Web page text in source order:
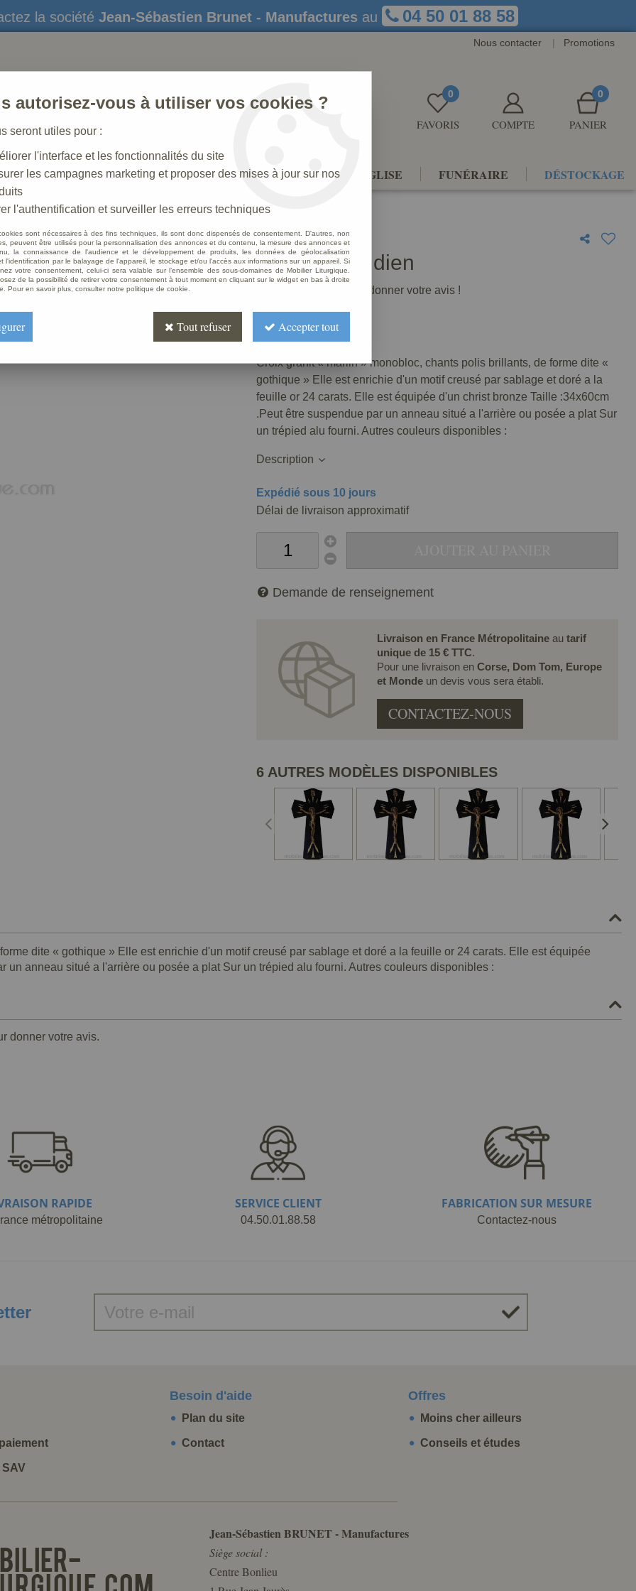
la société Jean-Sébastien Brunet - Manufactures au 04 50 01 88 58
Nous contacter | Promotions
0
FAVORIS COMPTE
0
PANIER
STATUES CRÈCHES DE NOËL AMÉNAGEMENTS D'ÉGLISE FUNÉRAIRE DÉSTOCKAGE
Croix Vert Indien
Soyez le premier à donner votre avis !
Réf. :FUPG0062-077
Croix granit « marlin » monobloc, chants polis brillants, de forme dite «
gothique » Elle est enrichie d'un motif creusé par sablage et doré a la
feuille or 24 carats. Elle est équipée d'un christ bronze Taille :34x60cm
.Peut être suspendue par un anneau situé a l'arrière ou posée a plat Sur
un trépied alu fourni. Autres couleurs disponibles :
Description
Expédié sous 10 jours
Délai de livraison approximatif
Demande de renseignement
Livraison en France Métropolitaineau tarif
unique de 15 € TTC.
Pour une livraison en Corse, Dom Tom, Europe
et Monde un devis vous sera établi.
CONTACTEZ-NOUS
6 AUTRES MODÈLES DISPONIBLES
dite « gothique » Elle est enrichie d'un motif creusé par sablage et doré a la feuille or 24 carats. Elle est équipée
un anneau situé a l'arrière ou posée a plat Sur un trépied alu fourni. Autres couleurs disponibles :
donner votre avis.
RAPIDE
métropolitaine
SERVICE CLIENT
04.50.01.88.58
FABRICATION SUR MESURE
Contactez-nous
Besoin d'aide
Plan du site
Contact
Offres
Moins cher ailleurs
Conseils et études
Jean-Sébastien BRUNET - Manufactures
Siège social :
Centre Bonlieu
autorisez-vous à utiliser vos cookies ?
seront utiles pour :
l'interface et les fonctionnalités du site
les campagnes marketing et proposer des mises à jour sur nos
l'authentification et surveiller les erreurs techniques
sont nécessaires à des fins techniques, ils sont donc dispensés de consentement. D'autres, non
peuvent être utilisés pour la personnalisation des annonces et du contenu, la mesure des annonces et
la connaissance de l'audience et le développement de produits, les données de géolocalisation
l'identification par le balayage de l'appareil, le stockage et/ou l'accès aux informations sur un appareil. Si
votre consentement, celui-ci sera valable sur l’ensemble des sous-domaines de Mobilier Liturgique.
de la possibilité de retirer votre consentement à tout moment en cliquant sur le widget en bas à droite
Pour en savoir plus, consulter notre politique de cookie.
Tout refuser Accepter tout